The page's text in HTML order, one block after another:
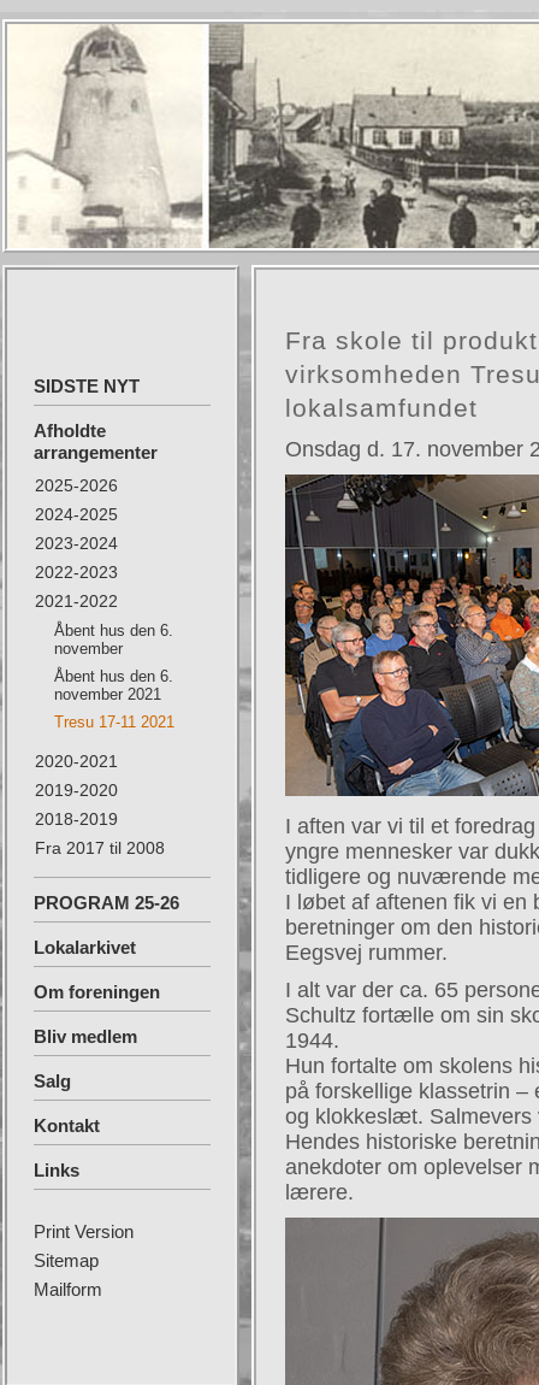
SIDSTE NYT
Afholdte
arrangementer
2025-2026
2024-2025
2023-2024
2022-2023
2021-2022
Åbent hus den 6.
november
Åbent hus den 6.
november 2021
Tresu 17-11 2021
2020-2021
2019-2020
2018-2019
Fra 2017 til 2008
PROGRAM 25-26
Lokalarkivet
Om foreningen
Bliv medlem
Salg
Kontakt
Links
Print Version
Sitemap
Mailform
Fra skole til
virksomheden
lokalsamfundet
Onsdag d. 17. november
I aften var vi til et
yngre mennesker var
tidligere og nuværende
I løbet af aftenen fik vi
beretninger om den
Eegsvej rummer.
I alt var der ca. 65
Schultz fortælle om sin
1944.
Hun fortalte om skolens
på forskellige klassetrin –
og klokkeslæt. Salmevers
Hendes historiske
anekdoter om oplevelser
lærere.